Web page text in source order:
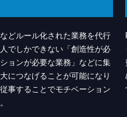
どルール化された業務を代行
でしかできない「創造性が必
ョンが必要な業務」などに集
につなげることが可能になり
事することでモチベーション